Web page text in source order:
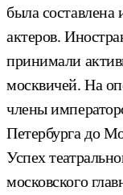
была
актеров.
принимали
москвичей. На
члены
Петербурга до
Успех
московского